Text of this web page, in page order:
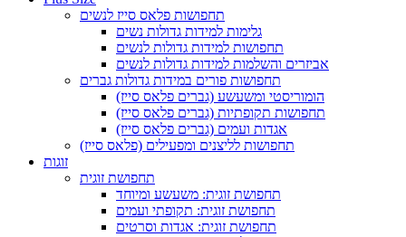
תחפושות פלאס סייז לנשים
גלימות למידות גדולות נשים
תחפושות למידות גדולות לנשים
אביזרים והשלמות למידות גדולות לנשים
תחפושות פורים במידות גדולות גברים
הומוריסטי ומשעשע (גברים פלאס סייז)
תחפושות תקופתיות (גברים פלאס סייז)
אגדות ועמים (גברים פלאס סייז)
תחפושות לליצנים ומפעילים (פלאס סייז)
זוגות
תחפושת זוגית
תחפושת זוגית: משעשע ומיוחד
תחפושת זוגית: תקופתי ועמים
תחפושת זוגית: אגדות וסרטים